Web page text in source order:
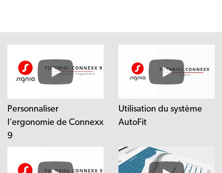
Personnaliser
l'ergonomie de Connexx
9
Utilisation du système
AutoFit